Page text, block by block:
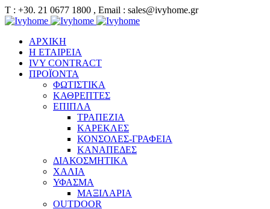
Τ : +30. 21 0677 1800 , Email : sales@ivyhome.gr
ΑΡΧΙΚΗ
Η ΕΤΑΙΡΕΙΑ
IVY CONTRACT
ΠΡΟΪΟΝΤΑ
ΦΩΤΙΣΤΙΚΑ
ΚΑΘΡΕΠΤΕΣ
ΕΠΙΠΛΑ
ΤΡΑΠΕΖΙΑ
ΚΑΡΕΚΛΕΣ
ΚΟΝΣΟΛΕΣ-ΓΡΑΦΕΙΑ
ΚΑΝΑΠΕΔΕΣ
ΔΙΑΚΟΣΜΗΤΙΚΑ
ΧΑΛΙΑ
ΥΦΑΣΜΑ
ΜΑΞΙΛΑΡΙΑ
OUTDOOR